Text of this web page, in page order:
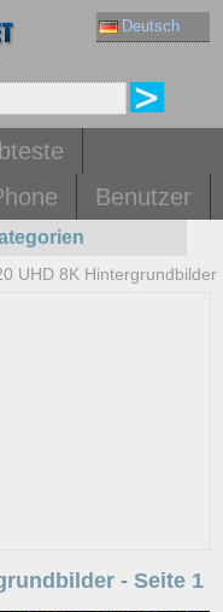
Deutsch
Benutzer
UHD 8K Hintergrundbilder
- Seite 1